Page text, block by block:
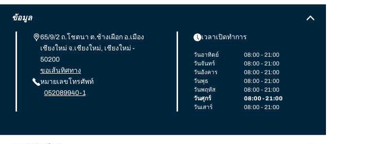
ข้อมูล
65/9/2 ถ.โชตนา ต.ช้างเผือก อ.เมือง
เชียงใหม่ จ.เชียงใหม่, เชียงใหม่ -
50200
ขอเส้นทิศทาง
หมายเลขโทรศัพท์
052089940-1
เวลาเปิดทำการ
วันอาทิตย์
08:00 - 21:00
วันจันทร์
08:00 - 21:00
วันอังคาร
08:00 - 21:00
วันพุธ
08:00 - 21:00
วันพฤหัส
08:00 - 21:00
วันศุกร์
08:00 - 21:00
วันเสาร์
08:00 - 21:00